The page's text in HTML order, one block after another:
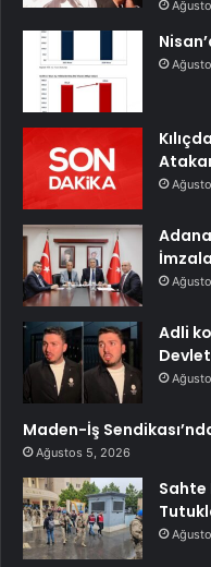
Adli
Maden-İş
Ağustos 5, 2026
Sahte